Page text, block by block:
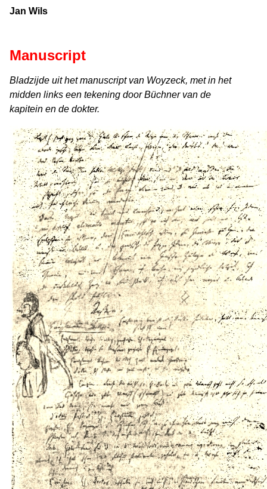
Jan Wils
Manuscript
Bladzijde uit het manuscript van Woyzeck, met in het
midden links een tekening door Büchner van de
kapitein en de dokter.